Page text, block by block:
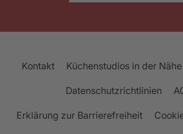
Kontakt Küchenstudios in der Nähe
Datenschutzrichtlinien
Erklärung zur Barrierefreiheit